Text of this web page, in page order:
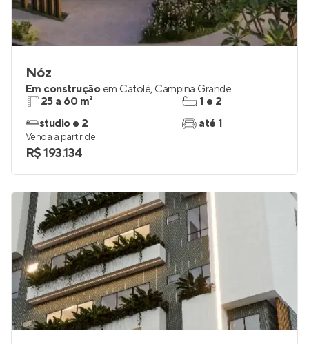
Nóz
Em construção em Catolé, Campina Grande
25 a 60 m²
studio e 2
1 e 2
até 1
Venda a partir de
R$ 193.134